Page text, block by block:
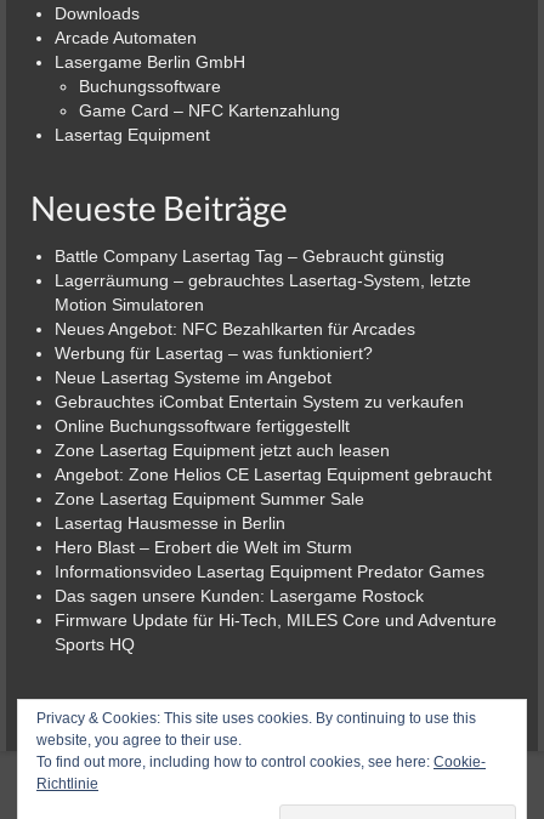
Downloads
Arcade Automaten
Lasergame Berlin GmbH
Buchungssoftware
Game Card – NFC Kartenzahlung
Lasertag Equipment
Neueste Beiträge
Battle Company Lasertag Tag – Gebraucht günstig
Lagerräumung – gebrauchtes Lasertag-System, letzte
Motion Simulatoren
Neues Angebot: NFC Bezahlkarten für Arcades
Werbung für Lasertag – was funktioniert?
Neue Lasertag Systeme im Angebot
Gebrauchtes iCombat Entertain System zu verkaufen
Online Buchungssoftware fertiggestellt
Zone Lasertag Equipment jetzt auch leasen
Angebot: Zone Helios CE Lasertag Equipment gebraucht
Zone Lasertag Equipment Summer Sale
Lasertag Hausmesse in Berlin
Hero Blast – Erobert die Welt im Sturm
Informationsvideo Lasertag Equipment Predator Games
Das sagen unsere Kunden: Lasergame Rostock
Firmware Update für Hi-Tech, MILES Core und Adventure
Sports HQ
Privacy & Cookies: This site uses cookies. By continuing to use this
website, you agree to their use.
To find out more, including how to control cookies, see here: Cookie-
Richtlinie